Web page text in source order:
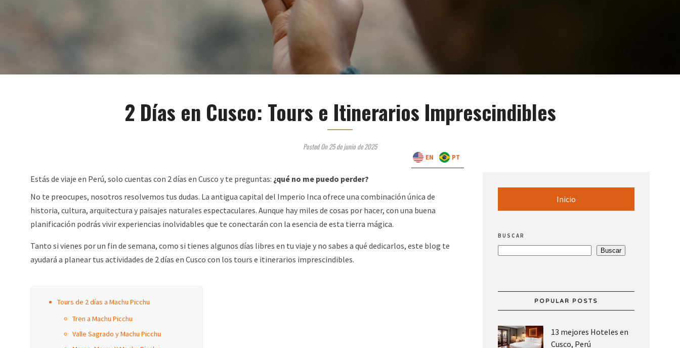
2 Días en Cusco: Tours e Itinerarios Imprescindibles
Posted On 25 de junio de 2025
Estás de viaje en Perú, solo cuentas con 2 días en Cusco y te preguntas: ¿qué no me puedo perder?
No te preocupes, nosotros resolvemos tus dudas. La antigua capital del Imperio Inca ofrece una combinación única de
historia, cultura, arquitectura y paisajes naturales espectaculares. Aunque hay miles de cosas por hacer, con una buena
planificación podrás vivir experiencias inolvidables que te conectarán con la esencia de esta tierra mágica.
Tanto si vienes por un fin de semana, como si tienes algunos días libres en tu viaje y no sabes a qué dedicarlos, este blog te
ayudará a planear tus actividades de 2 días en Cusco con los tours e itinerarios imprescindibles.
Tours de 2 días a Machu Picchu
Tren a Machu Picchu
Valle Sagrado y Machu Picchu
EN PT
Inicio
BUSCAR
Buscar
POPULAR POSTS
13 mejores Hoteles en
Cusco, Perú